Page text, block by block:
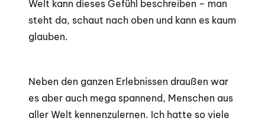
Welt kann dieses Gefühl beschreiben – man
steht da, schaut nach oben und kann es kaum
glauben.
Neben den ganzen Erlebnissen draußen war
es aber auch mega spannend, Menschen aus
aller Welt kennenzulernen. Ich hatte so viele